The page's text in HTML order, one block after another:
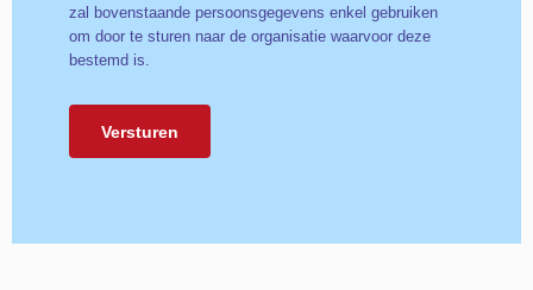
zal bovenstaande persoonsgegevens enkel gebruiken
om door te sturen naar de organisatie waarvoor deze
bestemd is.